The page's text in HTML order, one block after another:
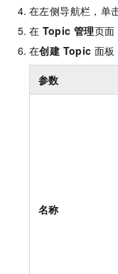
在左侧导航栏，单
在 Topic 管理页面
在创建 Topic 面板
参数
名称